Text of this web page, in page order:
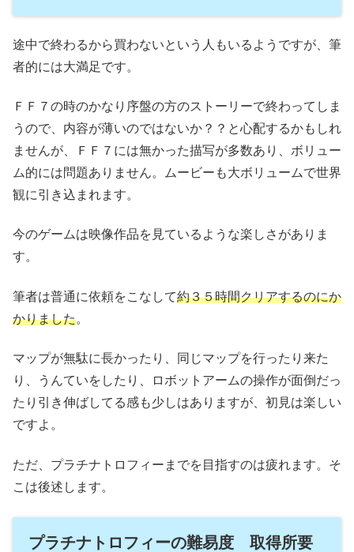
途中で終わるから買わないという人もいるようですが、筆
者的には大満足です。
ＦＦ７の時のかなり序盤の方のストーリーで終わってしま
うので、内容が薄いのではないか？？と心配するかもしれ
ませんが、ＦＦ７には無かった描写が多数あり、ボリュー
ム的には問題ありません。ムービーも大ボリュームで世界
観に引き込まれます。
今のゲームは映像作品を見ているような楽しさがありま
す。
筆者は普通に依頼をこなして約３５時間クリアするのにか
かりました。
マップが無駄に長かったり、同じマップを行ったり来た
り、うんていをしたり、ロボットアームの操作が面倒だっ
たり引き伸ばしてる感も少しはありますが、初見は楽しい
ですよ。
ただ、プラチナトロフィーまでを目指すのは疲れます。そ
こは後述します。
プラチナトロフィーの難易度 取得所要